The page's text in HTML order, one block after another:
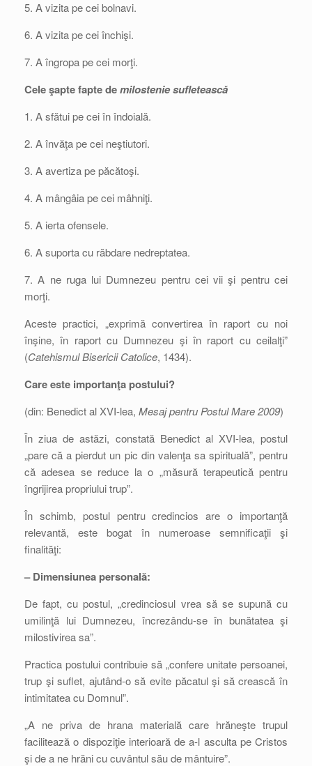
5. A vizita pe cei bolnavi.
6. A vizita pe cei închişi.
7. A îngropa pe cei morţi.
Cele şapte fapte demilostenie sufletească
1. A sfătui pe cei în îndoială.
2. A învăţa pe cei neştiutori.
3. A avertiza pe păcătoşi.
4. A mângâia pe cei mâhniţi.
5. A ierta ofensele.
6. A suporta cu răbdare nedreptatea.
7. A ne ruga lui Dumnezeu pentru cei vii şi pentru cei
morţi.
Aceste practici, „exprimă convertirea în raport cu noi
înşine, în raport cu Dumnezeu şi în raport cu ceilalţi”
(Catehismul Bisericii Catolice, 1434).
Care este importanţa postului?
(din: Benedict al XVI-lea, Mesaj pentru Postul Mare 2009)
În ziua de astăzi, constată Benedict al XVI-lea, postul
„pare că a pierdut un pic din valenţa sa spirituală”, pentru
că adesea se reduce la o „măsură terapeutică pentru
îngrijirea propriului trup”.
În schimb, postul pentru credincios are o importanţă
relevantă, este bogat în numeroase semnificaţii şi
finalităţi:
– Dimensiunea personală:
De fapt, cu postul, „credinciosul vrea să se supună cu
umilinţă lui Dumnezeu, încrezându-se în bunătatea şi
milostivirea sa”.
Practica postului contribuie să „confere unitate persoanei,
trup şi suflet, ajutând-o să evite păcatul şi să crească în
intimitatea cu Domnul”.
„A ne priva de hrana materială care hrăneşte trupul
facilitează o dispoziţie interioară de a-l asculta pe Cristos
şi de a ne hrăni cu cuvântul său de mântuire”.